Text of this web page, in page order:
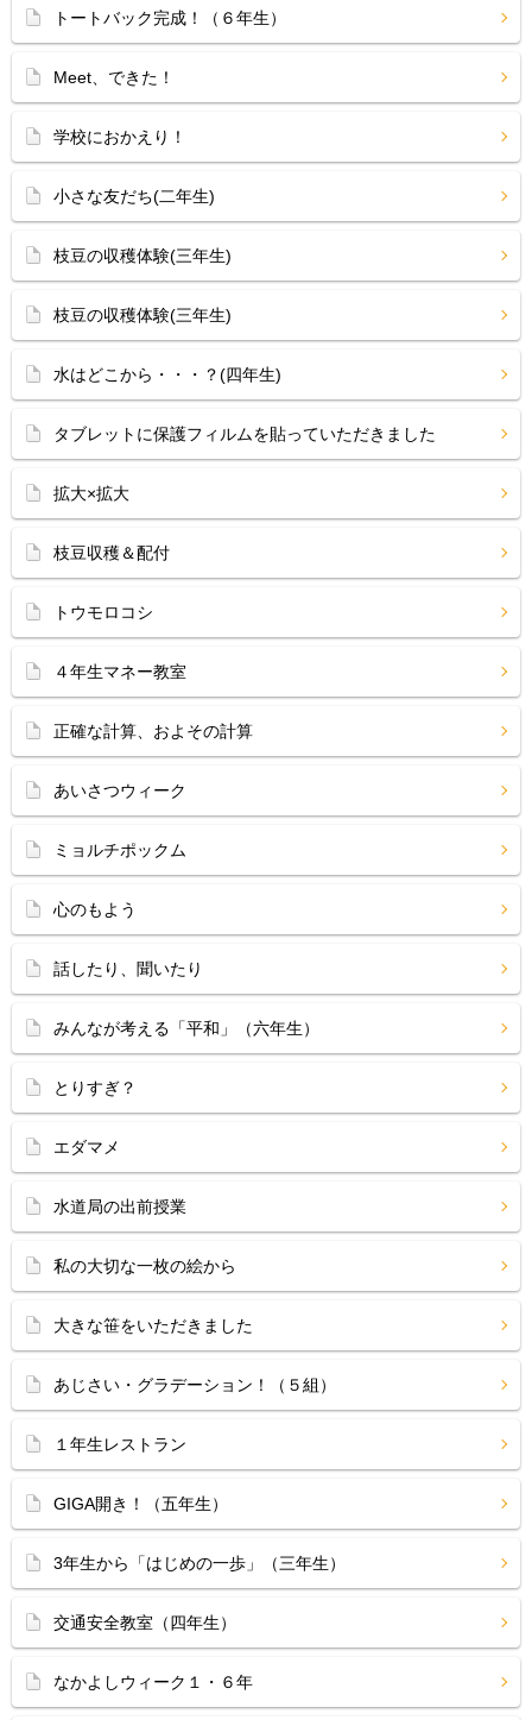
トートバック完成！（６年生）
Meet、できた！
学校におかえり！
小さな友だち(二年生)
枝豆の収穫体験(三年生)
枝豆の収穫体験(三年生)
水はどこから・・・？(四年生)
タブレットに保護フィルムを貼っていただきました
拡大×拡大
枝豆収穫＆配付
トウモロコシ
４年生マネー教室
正確な計算、およその計算
あいさつウィーク
ミョルチポックム
心のもよう
話したり、聞いたり
みんなが考える「平和」（六年生）
とりすぎ？
エダマメ
水道局の出前授業
私の大切な一枚の絵から
大きな笹をいただきました
あじさい・グラデーション！（５組）
１年生レストラン
GIGA開き！（五年生）
3年生から「はじめの一歩」（三年生）
交通安全教室（四年生）
なかよしウィーク１・６年